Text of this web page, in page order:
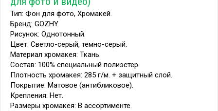
Тип: Фон для фото, Хромакей.
Бренд: GOZHY.
Рисунок: Однотонный.
Цвет: Светло-серый, темно-серый.
Материал хромакея: Ткань.
Состав: 100% специальный полиэстер.
Плотность хромакея: 285 г/м. + защитный слой.
Покрытие: Матовое (антибликовое).
Крепления: Нет.
Размеры хромакея: В ассортименте.